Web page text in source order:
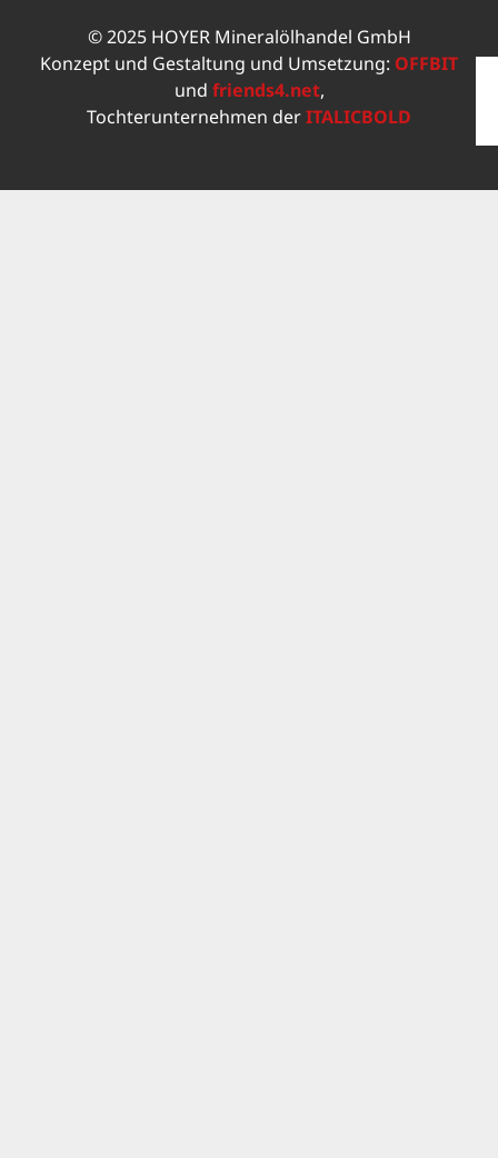
© 2025 HOYER Mineralölhandel GmbH
Konzept und Gestaltung und Umsetzung: OFFBIT
und friends4.net,
Tochterunternehmen derITALICBOLD